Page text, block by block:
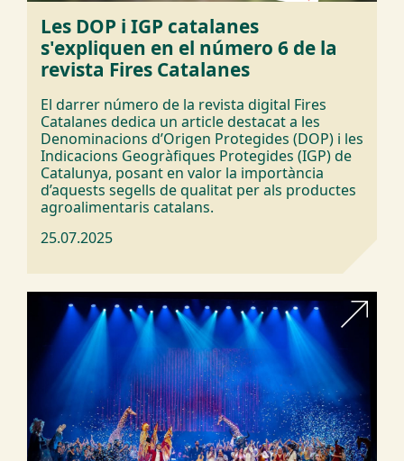
Les DOP i IGP catalanes
s'expliquen en el número 6 de la
revista Fires Catalanes
El darrer número de la revista digital Fires
Catalanes dedica un article destacat a les
Denominacions d’Origen Protegides (DOP) i les
Indicacions Geogràfiques Protegides (IGP) de
Catalunya, posant en valor la importància
d’aquests segells de qualitat per als productes
agroalimentaris catalans.
25.07.2025